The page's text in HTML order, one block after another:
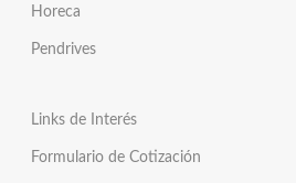
Horeca
Pendrives
Links de Interés
Formulario de Cotización